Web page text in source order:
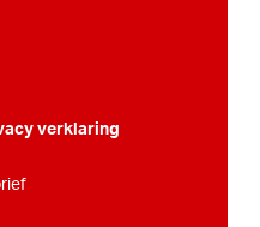
verklaring